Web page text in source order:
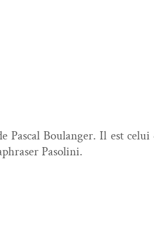
Pas­cal Boulanger. Il est
Pasolini.